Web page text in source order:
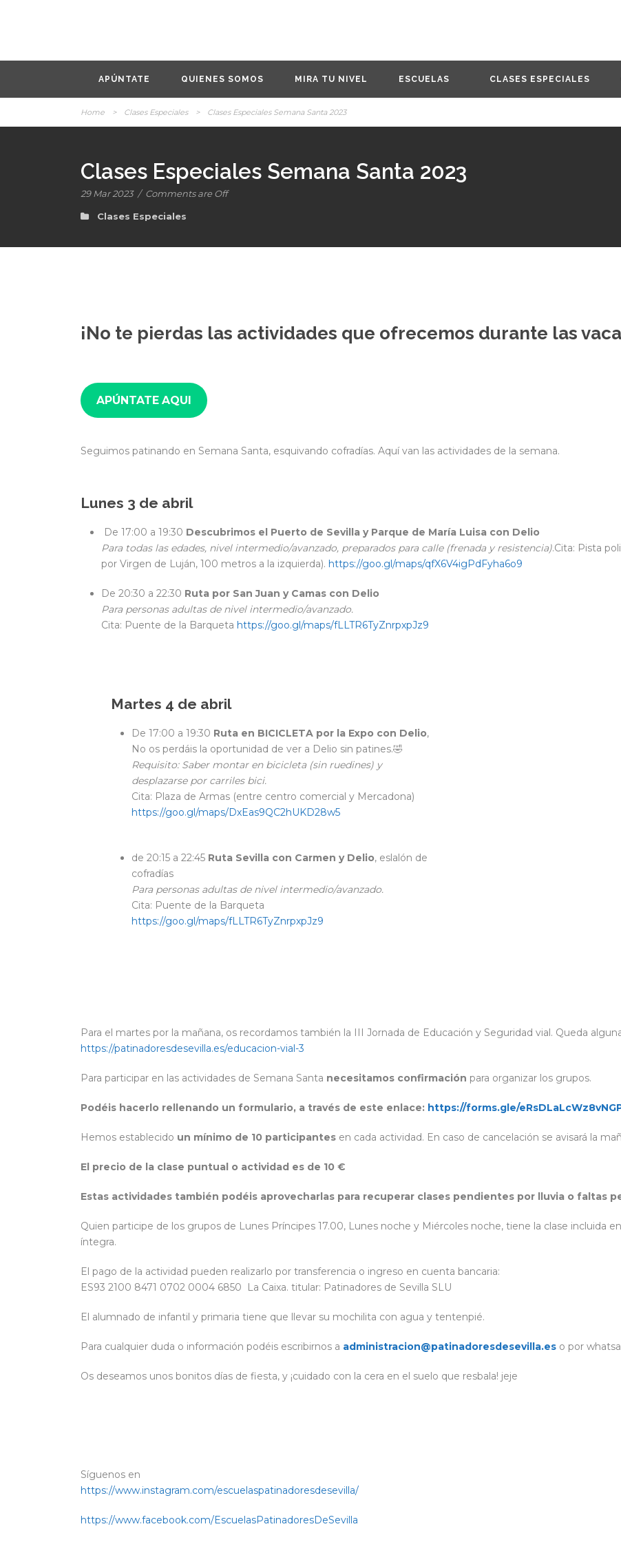
APÚNTATE QUIENES SOMOS MIRA TU NIVEL ESCUELAS CLASES ESPECIALES
Home > Clases Especiales > Clases Especiales Semana Santa 2023
Clases Especiales Semana Santa 2023
29 Mar 2023 / Comments are Off
Clases Especiales
¡No te pierdas las actividades que ofrecemos durante las
APÚNTATE AQUI
Seguimos patinando en Semana Santa, esquivando cofradías. Aquí van las actividades de la semana.
Lunes 3 de abril
De 17:00 a 19:30 Descubrimos el Puerto de Sevilla y Parque de María Luisa con Delio
Para todas las edades, nivel intermedio/avanzado, preparados para calle (frenada y resistencia).Cita: Pista
por Virgen de Luján, 100 metros a la izquierda). https://goo.gl/maps/qfX6V4igPdFyha6o9
De 20:30 a 22:30 Ruta por San Juan y Camas con Delio
Para personas adultas de nivel intermedio/avanzado.
Cita: Puente de la Barqueta https://goo.gl/maps/fLLTR6TyZnrpxpJz9
Martes 4 de abril
De 17:00 a 19:30 Ruta en BICICLETA por la Expo con Delio,
No os perdáis la oportunidad de ver a Delio sin patines.🤣
Requisito: Saber montar en bicicleta (sin ruedines) y
desplazarse por carriles bici.
Cita: Plaza de Armas (entre centro comercial y Mercadona)
https://goo.gl/maps/DxEas9QC2hUKD28w5
de 20:15 a 22:45 Ruta Sevilla con Carmen y Delio, eslalón de
cofradías
Para personas adultas de nivel intermedio/avanzado.
Cita: Puente de la Barqueta
https://goo.gl/maps/fLLTR6TyZnrpxpJz9
Para el martes por la mañana, os recordamos también la III Jornada de Educación y Seguridad vial. Queda
https://patinadoresdesevilla.es/educacion-vial-3
Para participar en las actividades de Semana Santa necesitamos confirmación para organizar los grupos.
Podéis hacerlo rellenando un formulario, a través de este enlace: https://forms.gle/
Hemos establecido un mínimo de 10 participantes en cada actividad. En caso de cancelación se avisará la
El precio de la clase puntual o actividad es de 10 €
Estas actividades también podéis aprovecharlas para recuperar clases pendientes por lluvia o faltas
Quien participe de los grupos de Lunes Príncipes 17.00, Lunes noche y Miércoles noche, tiene la clase incluida
íntegra.
El pago de la actividad pueden realizarlo por transferencia o ingreso en cuenta bancaria:
ES93 2100 8471 0702 0004 6850 La Caixa. titular: Patinadores de Sevilla SLU
El alumnado de infantil y primaria tiene que llevar su mochilita con agua y tentenpié.
Para cualquier duda o información podéis escribirnos a administracion@patinadoresdesevilla.es o por
Os deseamos unos bonitos días de fiesta, y ¡cuidado con la cera en el suelo que resbala! jeje
Síguenos en
https://www.instagram.com/escuelaspatinadoresdesevilla/
https://www.facebook.com/EscuelasPatinadoresDeSevilla